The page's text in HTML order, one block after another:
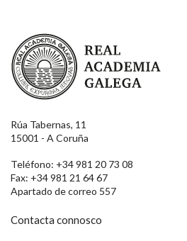
Real Academia Galega
Rúa Tabernas, 11
15001 - A Coruña
Teléfono: +34 981 20 73 08
Fax: +34 981 21 64 67
Apartado de correo 557
Contacta connosco